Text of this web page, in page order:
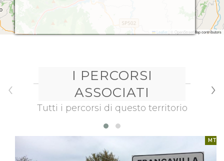
Leaflet © OpenStreetMap contributors
I PERCORSI
ASSOCIATI
Tutti i percorsi di questo territorio
MTB
‹ ›